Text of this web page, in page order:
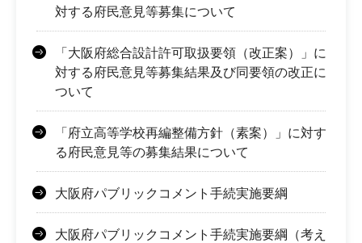
対する府民意見等募集について
「大阪府総合設計許可取扱要領（改正案）」に
対する府民意見等募集結果及び同要領の改正に
ついて
「府立高等学校再編整備方針（素案）」に対す
る府民意見等の募集結果について
大阪府パブリックコメント手続実施要綱
大阪府パブリックコメント手続実施要綱（考え